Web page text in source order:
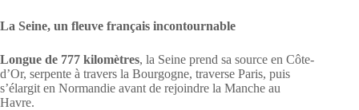
La Seine, un fleuve français incontournable
Longue de 777 kilomètres, la Seine prend sa source en Côte-
d’Or, serpente à travers la Bourgogne, traverse Paris, puis
s’élargit en Normandie avant de rejoindre la Manche au
Havre.